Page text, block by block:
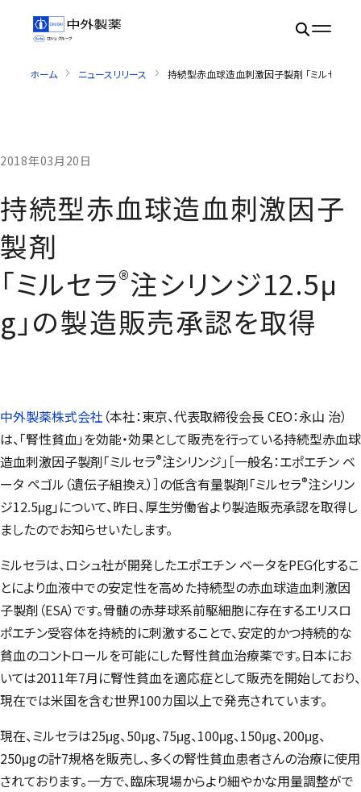
ホーム ニュースリリース 持続型赤血球造血刺激因子製剤 「ミルセラ®
2018年03月20日
持続型赤血球造血刺激因子
製剤
「ミルセラ®注シリンジ12.5μ
g」の製造販売承認を取得
中外製薬株式会社 （本社：東京、代表取締役会長 CEO：永山 治）
は、「腎性貧血」を効能・効果として販売を行っている持続型赤血球
造血刺激因子製剤「ミルセラ®注シリンジ」［一般名：エポエチン ベ
ータ ペゴル（遺伝子組換え）］の低含有量製剤「ミルセラ®注シリン
ジ12.5μg」について、昨日、厚生労働省より製造販売承認を取得し
ましたのでお知らせいたします。
ミルセラは、ロシュ社が開発したエポエチン ベータをPEG化するこ
とにより血液中での安定性を高めた持続型の赤血球造血刺激因
子製剤（ESA）です。骨髄の赤芽球系前駆細胞に存在するエリスロ
ポエチン受容体を持続的に刺激することで、安定的かつ持続的な
貧血のコントロールを可能にした腎性貧血治療薬です。日本にお
いては2011年7月に腎性貧血を適応症として販売を開始しており、
現在では米国を含む世界100カ国以上で発売されています。
現在、ミルセラは25μg、50μg、75μg、100μg、150μg、200μg、
250μgの計7規格を販売し、多くの腎性貧血患者さんの治療に使用
されております。一方で、臨床現場からより細やかな用量調整がで